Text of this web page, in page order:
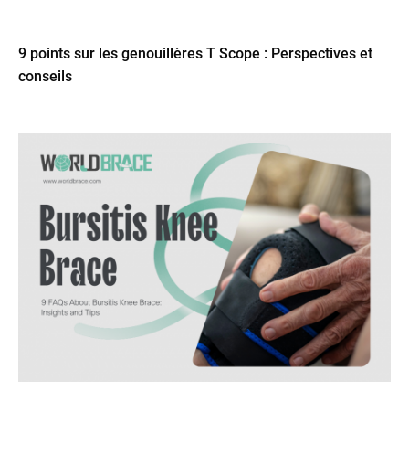
9 points sur les genouillères T Scope : Perspectives et
conseils